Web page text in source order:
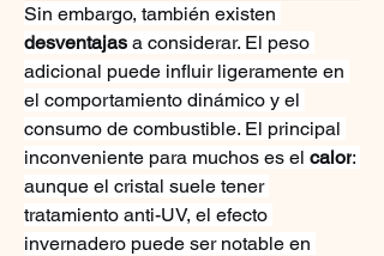
desventajas a considerar. El peso
adicional puede influir ligeramente en
el comportamiento dinámico y el
consumo de combustible. El principal
inconveniente para muchos es el calor:
aunque el cristal suele tener
tratamiento anti-UV, el efecto
invernadero puede ser notable en